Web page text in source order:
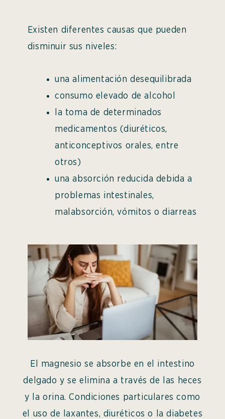
Existen diferentes causas que pueden
disminuir sus niveles:
una alimentación desequilibrada
consumo elevado de alcohol
la toma de determinados
medicamentos (diuréticos,
anticonceptivos orales, entre
otros)
una absorción reducida debida a
problemas intestinales,
malabsorción, vómitos o diarreas
El magnesio se absorbe en el intestino
delgado y se elimina a través de las heces
y la orina. Condiciones particulares como
el uso de laxantes, diuréticos o la diabetes